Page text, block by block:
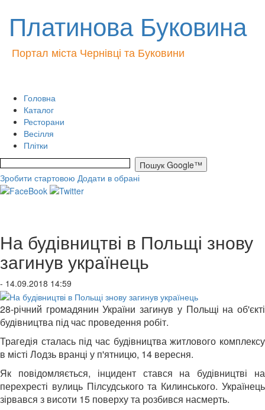
Платинова Буковина
Портал міста Чернівці та Буковини
Головна
Каталог
Ресторани
Весілля
Плітки
Зробити стартовою Додати в обрані
На будівництві в Польщі знову
загинув українець
- 14.09.2018 14:59
28-річний громадянин України загинув у Польщі на об'єкті
будівництва під час проведення робіт.
Трагедія сталась під час будівництва житлового комплексу
в місті Лодзь вранці у п'ятницю, 14 вересня.
Як повідомляється, інцидент стався на будівництві на
перехресті вулиць Пілсудського та Килинського. Українець
зірвався з висоти 15 поверху та розбився насмерть.